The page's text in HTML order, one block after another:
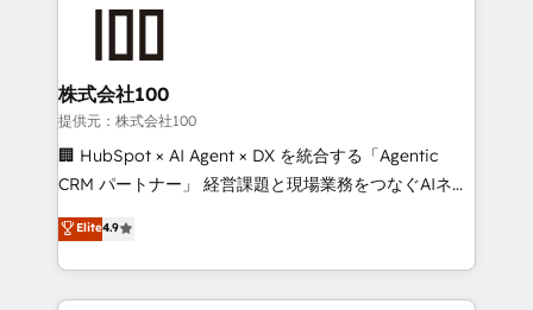
and build AI-powered workflows that drive adoption
from week one, in your time zone. What we do ➤
Onboarding: Live in weeks, with workflows built
around your business, not a template. ➤ Migration:
Move from any legacy CRM. Zero downtime, full data
run your revenue process. Sales, marketing, and
service wired together. ➤ AI and Integrations: Layer
株式会社100
提供元：株式会社100
🏢 HubSpot × AI Agent × DX を統合する「Agentic
CRM パートナー」 経営課題と現場業務をつなぐAIネイ
ティブ・エージェンシーとして、HubSpot Eliteの実装
力で顧客フロント業務を再設計します。 💡 100inc は何
をする会社か？ HubSpotを共通基盤に、AIエージェン
トを組み込んだ顧客フロント業務（マーケティング・営
Elite4.9